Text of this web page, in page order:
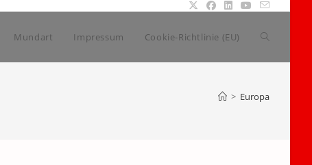
Mundart Impressum Cookie-Richtlinie (EU) Website-
> Europa